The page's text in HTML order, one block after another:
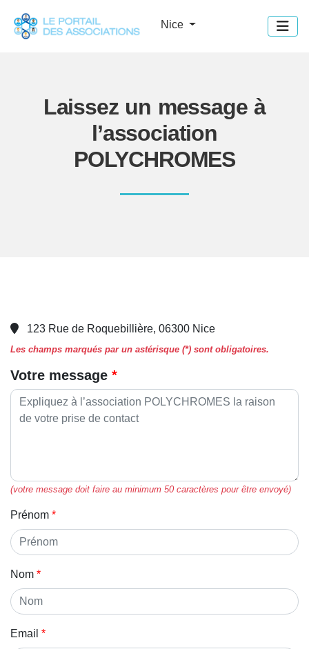
Nice
Laissez un message à
l’association
POLYCHROMES
123 Rue de Roquebillière, 06300 Nice
Les champs marqués par un astérisque (*) sont obligatoires.
Votre message
(votre message doit faire au minimum 50 caractères pour être envoyé)
Prénom
Nom
Email